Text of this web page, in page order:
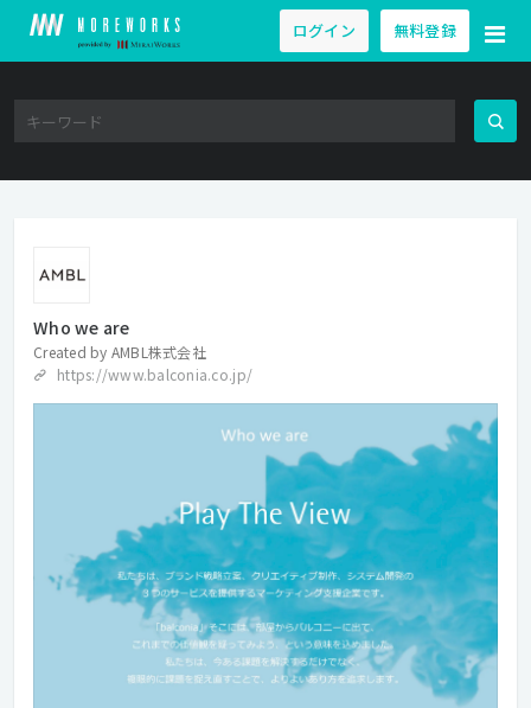
ログイン 無料登録
Who we are
Created by AMBL株式会社
https://www.balconia.co.jp/